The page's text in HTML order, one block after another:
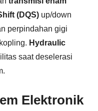
(DQS) up/down
perpindahan gigi
Hydraulic
saat deselerasi
Elektronik